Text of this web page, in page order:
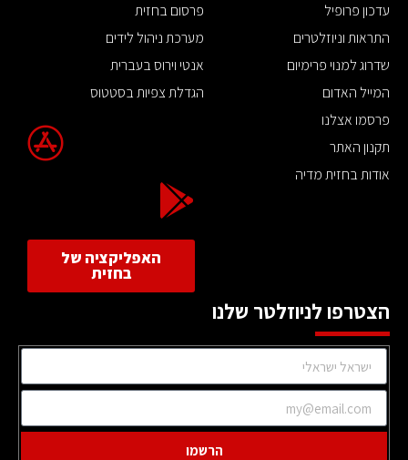
עדכון פרופיל
התראות וניוזלטרים
שדרוג למנוי פרימיום
המייל האדום
פרסמו אצלנו
תקנון האתר
אודות בחזית מדיה
פרסום בחזית
מערכת ניהול לידים
אנטי וירוס בעברית
הגדלת צפיות בסטטוס
האפליקציה של
בחזית
הצטרפו לניוזלטר שלנו
הרשמו